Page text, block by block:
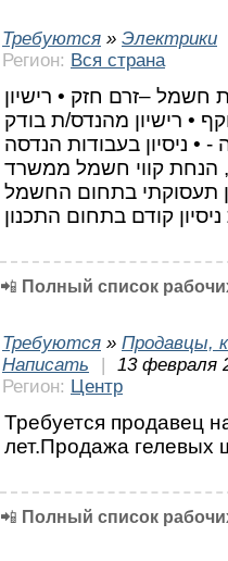
Требуются » Электрики
Регион: Вся страна
–זרם חזק • רישיון
• רישיון מהנדס/ת בודק
- • ניסיון בעבודות הנדסה
ו 250 (חשמלאות, הנחת קווי חשמל ממשרד
תעסוקתי בתחום החשמל
קודם בתחום התכנון
📲 Полный список
Требуются » Продавцы,
Написать
|
13 февраля
Регион: Центр
Требуется продавец
лет.Продажа гелевых
📲 Полный список